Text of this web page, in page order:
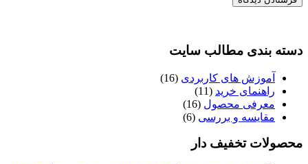
دسته بندی مطالب سایت
آموزش های کاربردی (16)
راهنمای خرید (11)
معرفی محصول (16)
مقایسه و بررسی (6)
محصولات تخفیف دار